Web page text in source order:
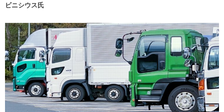
ビニシウス氏